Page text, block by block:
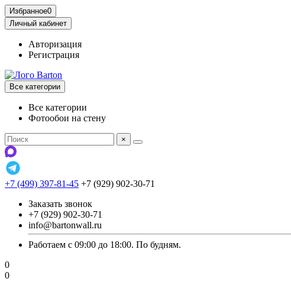
Избранное0
Личный кабинет
Авторизация
Регистрация
Все категории
Все категории
Фотообои на стену
×
+7 (499) 397-81-45 +7 (929) 902-30-71
Заказать звонок
+7 (929) 902-30-71
info@bartonwall.ru
Работаем с 09:00 до 18:00. По будням.
0
0